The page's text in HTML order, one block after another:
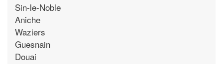
Sin-le-Noble
Aniche
Waziers
Guesnain
Douai